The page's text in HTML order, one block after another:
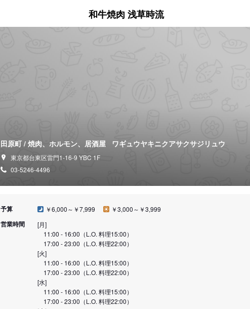
和牛焼肉 浅草時流
田原町 / 焼肉、ホルモン、居酒屋 ワギュウヤキニクアサクサジリュウ
東京都台東区雷門1-16-9 YBC 1F
03-5246-4496
予算 ￥6,000～￥7,999 ￥3,000～￥3,999
営業時間
[月]
11:00 - 16:00（L.O. 料理15:00）
17:00 - 23:00（L.O. 料理22:00）
[火]
11:00 - 16:00（L.O. 料理15:00）
17:00 - 23:00（L.O. 料理22:00）
[水]
11:00 - 16:00（L.O. 料理15:00）
17:00 - 23:00（L.O. 料理22:00）